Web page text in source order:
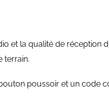
et la qualité de réception
terrain.
poussoir et un code